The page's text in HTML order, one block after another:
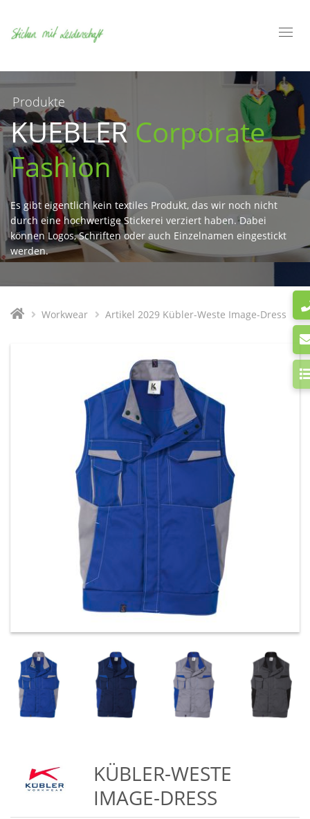
Produkte
KUEBLER Corporate
Fashion
Es gibt eigentlich kein textiles Produkt, das wir noch nicht
durch eine hochwertige Stickerei verziert haben. Dabei
können Logos, Schriften oder auch Einzelnamen eingestickt
werden.
Workwear Artikel 2029 Kübler-Weste Image-Dress
KÜBLER-WESTE
IMAGE-DRESS